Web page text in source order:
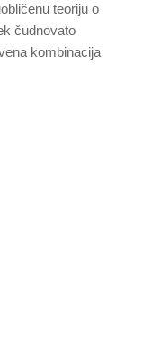
teoriju o
čudnovato
kombinacija